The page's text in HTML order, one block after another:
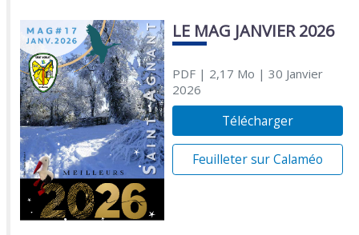
LE MAG JANVIER 2026
PDF| 2,17 Mo | 30 Janvier
2026
Télécharger
Feuilleter sur Calaméo